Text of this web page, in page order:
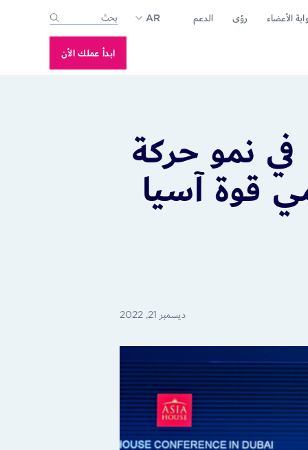
الأعضاء رؤى الدعم AR
feature attached.
the search field is empty.
ابدأ عملك الأن
في نمو حركة
قوة آسيا
ديسمبر 21, 2022